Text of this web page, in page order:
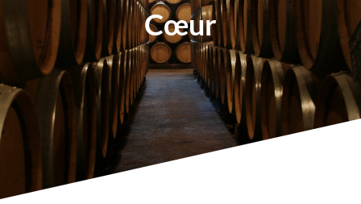
Cœur